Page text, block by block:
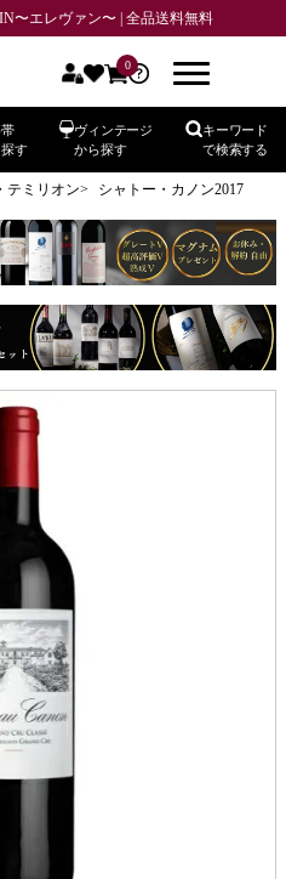
〜エレヴァン〜 | 全品送料無料
0
す
ヴィンテージ
から探す
キーワード
で検索する
テミリオン シャトー・カノン2017